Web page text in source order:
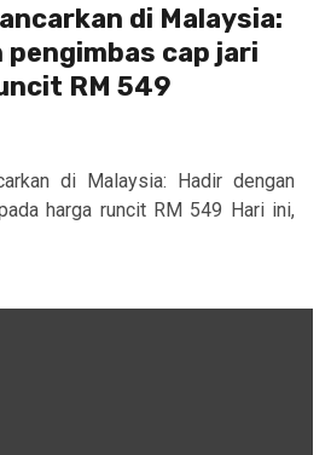
di Malaysia:
pengimbas cap jari
RM 549
di Malaysia: Hadir dengan
harga runcit RM 549 Hari ini,